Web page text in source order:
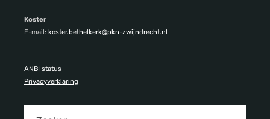
Koster
E-mail: koster.bethelkerk@pkn-zwijndrecht.nl
ANBI status
Privacyverklaring